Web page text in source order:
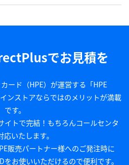
でお見積を
ード（HPE）が運営する「HPE
ンストアならではのメリットが満載
です。
イトで完結！もちろんコールセンタ
応いたします。
販売パートナー様へのご発注時に
お使いいただけるので便利です。